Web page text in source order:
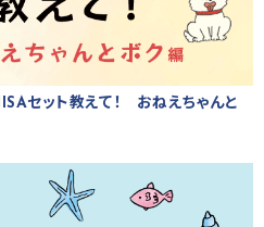
セット教えて！ おねえちゃんと